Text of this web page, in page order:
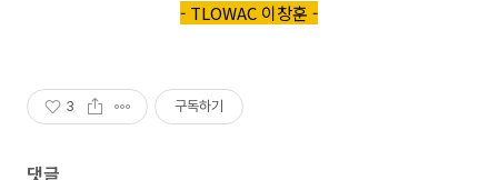
- TLOWAC 이창훈 -
3 구독하기
댓글